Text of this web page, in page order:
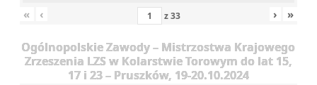
« ‹ z33 › »
Ogólnopolskie Zawody – Mistrzostwa Krajowego
Zrzeszenia LZS w Kolarstwie Torowym do lat 15,
17 i 23 – Pruszków, 19-20.10.2024